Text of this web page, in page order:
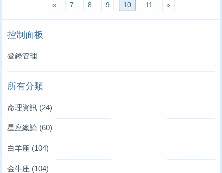
« 7 8 9 10 11 »
控制面板
登錄管理
所有分類
命理資訊 (24)
星座總論 (60)
白羊座 (104)
金牛座 (104)